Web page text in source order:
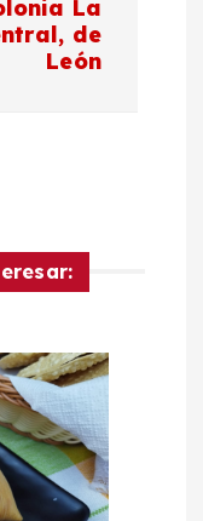
La
de
León